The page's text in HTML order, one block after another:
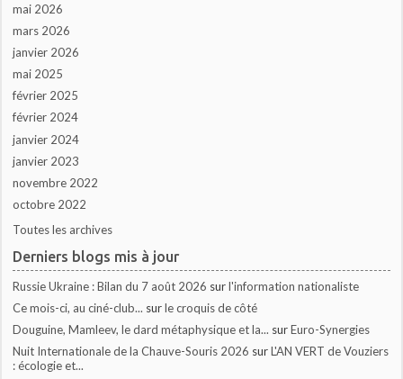
mai 2026
mars 2026
janvier 2026
mai 2025
février 2025
février 2024
janvier 2024
janvier 2023
novembre 2022
octobre 2022
Toutes les archives
Derniers blogs mis à jour
Russie Ukraine : Bilan du 7 août 2026 surl'information nationaliste
Ce mois-ci, au ciné-club... surle croquis de côté
Douguine, Mamleev, le dard métaphysique et la... surEuro-Synergies
Nuit Internationale de la Chauve-Souris 2026 surL'AN VERT de Vouziers
: écologie et...